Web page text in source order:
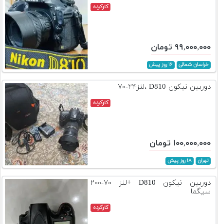
کارکرده
۹۹,۰۰۰,۰۰۰ تومان
خراسان شمالی ۱۶ روز پیش
دوربین نیکون D810 ،لنز۲۴-۷۰
کارکرده
۱۰۰,۰۰۰,۰۰۰ تومان
تهران ۱۸ روز پیش
دوربین نیکون D810 +لنز ۷۰-۲۰۰
سیگما
کارکرده